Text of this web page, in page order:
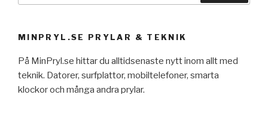
MINPRYL.SE PRYLAR & TEKNIK
På MinPryl.se hittar du alltidsenaste nytt inom allt med
teknik. Datorer, surfplattor, mobiltelefoner, smarta
klockor och många andra prylar.